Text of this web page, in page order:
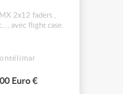
2x12 faders ,
avec flight case.
Euro €